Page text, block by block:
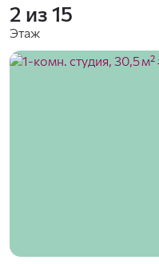
2 из 15
Этаж